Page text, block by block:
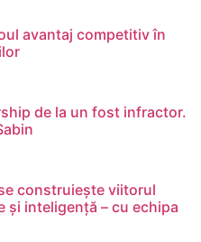
avantaj competitiv în
de la un fost infractor.
construiește viitorul
și inteligență – cu echipa